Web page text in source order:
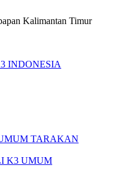
Kalimantan Timur
INDONESIA
TARAKAN
K3 UMUM